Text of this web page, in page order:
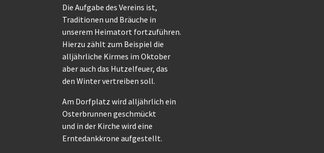
Die Aufgabe des Vereins ist,
Traditionen und Bräuche in
unserem Heimatort fortzuführen.
Hierzu zählt zum Beispiel die
alljährliche Kirmes im Oktober
aber auch das Hutzelfeuer, das
den Winter vertreiben soll.
Am Dorfplatz wird alljährlich ein
Osterbrunnen geschmückt
und in der Kirche wird eine
Erntedankkrone aufgestellt.